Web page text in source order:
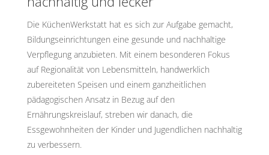
Die KüchenWerkstatt hat es sich zur Aufgabe gemacht,
Bildungseinrichtungen eine gesunde und nachhaltige
Verpflegung anzubieten. Mit einem besonderen Fokus
auf Regionalität von Lebensmitteln, handwerklich
zubereiteten Speisen und einem ganzheitlichen
pädagogischen Ansatz in Bezug auf den
Ernährungskreislauf, streben wir danach, die
Essgewohnheiten der Kinder und Jugendlichen nachhaltig
zu verbessern.